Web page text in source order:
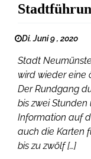
Di. Juni 9 , 2020
Stadt
wird wieder eine
Der Rundgang
bis zwei
Information auf
auch die Karten
bis zu zwölf […]